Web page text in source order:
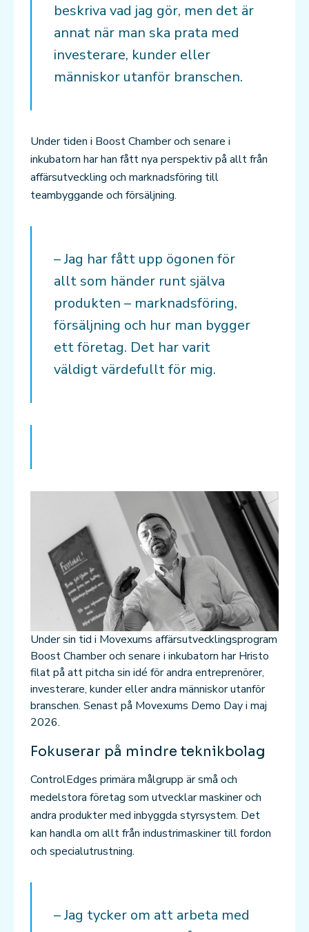
beskriva vad jag gör, men det är
annat när man ska prata med
investerare, kunder eller
människor utanför branschen.
Under tiden i Boost Chamber och senare i
inkubatorn har han fått nya perspektiv på allt från
affärsutveckling och marknadsföring till
teambyggande och försäljning.
– Jag har fått upp ögonen för
allt som händer runt själva
produkten – marknadsföring,
försäljning och hur man bygger
ett företag. Det har varit
väldigt värdefullt för mig.
Under sin tid i Movexums affärsutvecklingsprogram
Boost Chamber och senare i inkubatorn har Hristo
filat på att pitcha sin idé för andra entreprenörer,
investerare, kunder eller andra människor utanför
branschen. Senast på Movexums Demo Day i maj
2026.
Fokuserar på mindre teknikbolag
ControlEdges primära målgrupp är små och
medelstora företag som utvecklar maskiner och
andra produkter med inbyggda styrsystem. Det
kan handla om allt från industrimaskiner till fordon
och specialutrustning.
– Jag tycker om att arbeta med